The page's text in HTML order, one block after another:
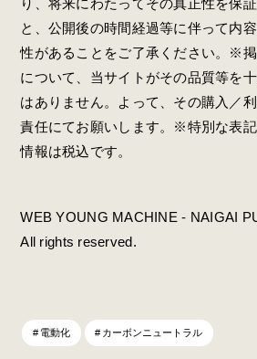
り、将来にわたってその真正性を保
と、公開後の時間経過等に伴って内
性があることをご了承ください。※
について、当サイトがその品質等を
はありません。よって、その購入／
責任にてお願いします。※特別な表
情報は税込です。
WEB YOUNG MACHINE - NAIGAI
All rights reserved.
電動化 カーボンニュートラル